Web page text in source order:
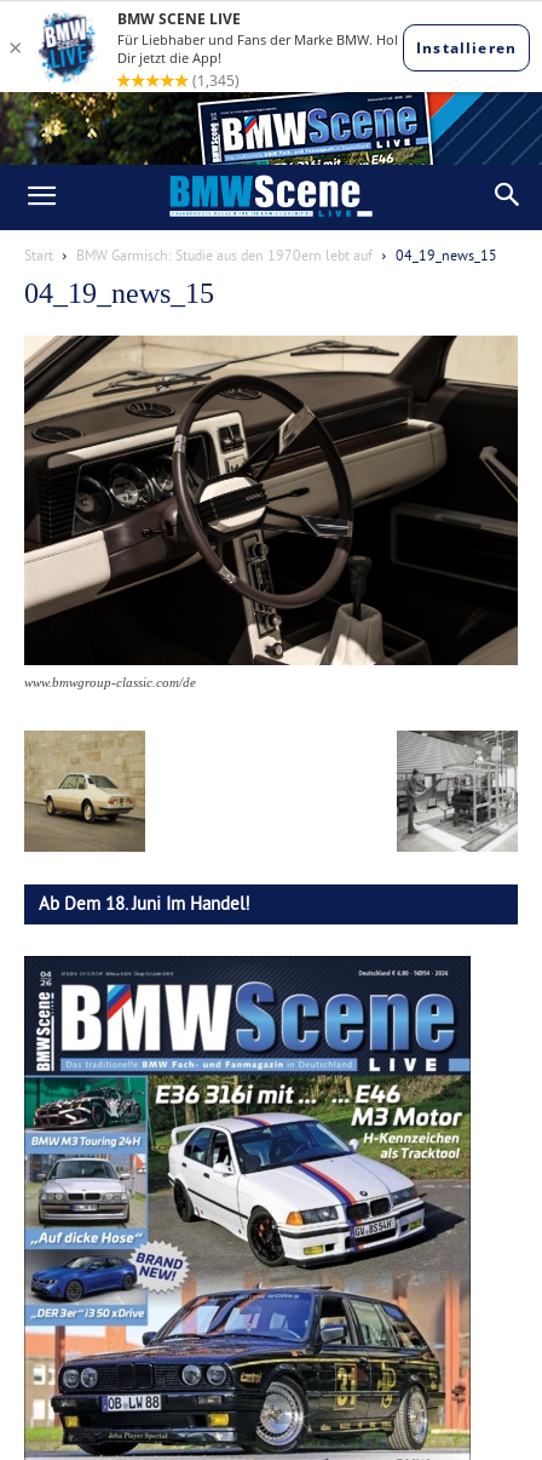
Start BMW Garmisch: Studie aus den 1970ern lebt auf 04_19_news_15
04_19_news_15
www.bmwgroup-classic.com/de
Ab Dem 18. Juni Im Handel!